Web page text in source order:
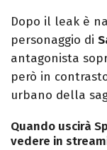
Dopo il leak è
personaggio di
antagonista
però in
urbano della
Quando uscirà
vedere in